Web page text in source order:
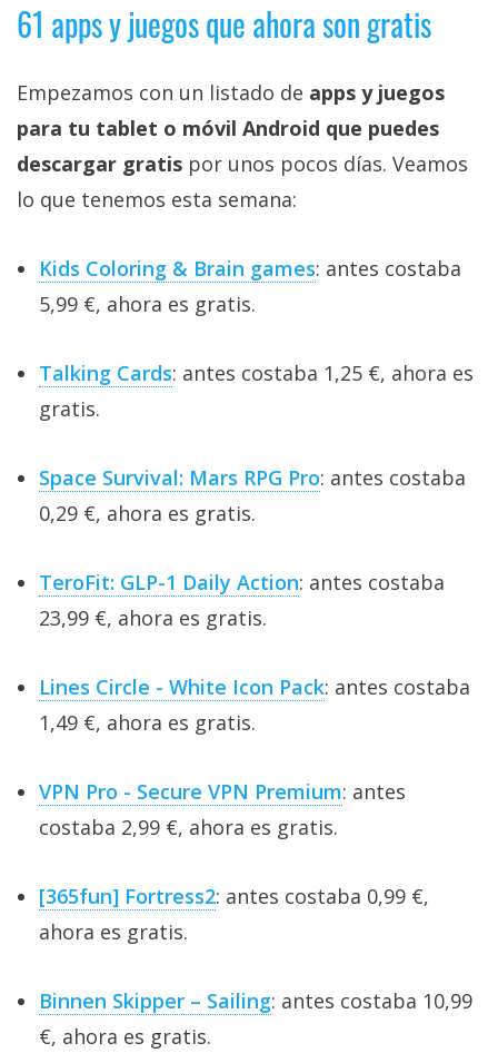
61 apps y juegos que ahora son gratis
Empezamos con un listado de apps y juegos
para tu tablet o móvil Android que puedes
descargar gratis por unos pocos días. Veamos
lo que tenemos esta semana:
Kids Coloring & Brain games: antes costaba
5,99 €, ahora es gratis.
Talking Cards: antes costaba 1,25 €, ahora es
gratis.
Space Survival: Mars RPG Pro: antes costaba
0,29 €, ahora es gratis.
TeroFit: GLP-1 Daily Action: antes costaba
23,99 €, ahora es gratis.
Lines Circle - White Icon Pack: antes costaba
1,49 €, ahora es gratis.
VPN Pro - Secure VPN Premium: antes
costaba 2,99 €, ahora es gratis.
[365fun] Fortress2: antes costaba 0,99 €,
ahora es gratis.
Binnen Skipper – Sailing: antes costaba 10,99
€, ahora es gratis.